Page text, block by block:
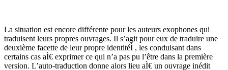
La situation est encore différente pour les auteurs exophones qui
traduisent leurs propres ouvrages. Il s’agit pour eux de traduire une
deuxième facette de leur propre identitéÌ , les conduisant dans
certains cas aÌ€ exprimer ce qui n’a pas pu l’être dans la première
version. L’auto-traduction donne alors lieu aÌ€ un ouvrage inédit